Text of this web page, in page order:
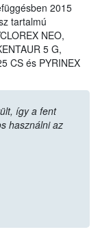
2015
tartalmú
NEO,
5 G,
CS és PYRINEX
így a fent
használni az